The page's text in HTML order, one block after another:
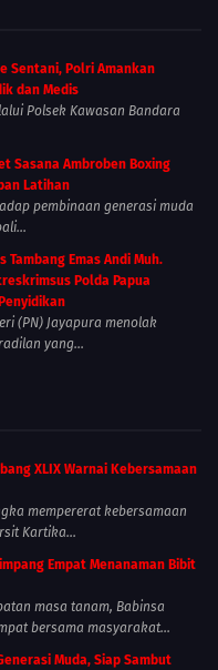
Sentani, Polri Amankan
dan Medis
Polsek Kawasan Bandara
Sasana Ambroben Boxing
Latihan
pembinaan generasi muda
Emas Andi Muh.
Polda Papua
(PN) Jayapura menolak
yang...
XLIX Warnai Kebersamaan
mempererat kebersamaan
Kartika...
Empat Menanaman Bibit
masa tanam, Babinsa
bersama masyarakat...
Muda, Siap Sambut